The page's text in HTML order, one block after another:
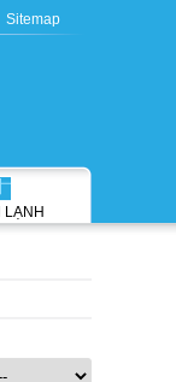
Sitemap